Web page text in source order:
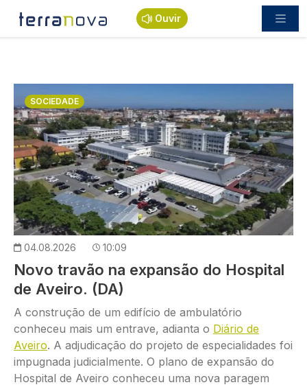
Passar para o conteúdo principal
Ouvir
Imagem
SOCIEDADE
04.08.2026 10:09
Novo travão na expansão do Hospital
de Aveiro. (DA)
A construção de um edifício de ambulatório
conheceu mais um entrave, adianta o Diário de
Aveiro. A adjudicação do projeto de especialidades foi
impugnada judicialmente. O plano de expansão do
Hospital de Aveiro conheceu uma nova paragem